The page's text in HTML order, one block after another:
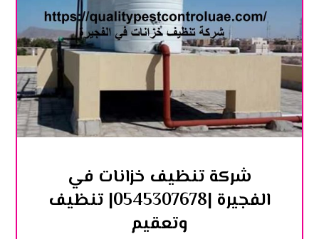
شركة تنظيف خزانات في
الفجيرة |0545307678| تنظيف
وتعقيم